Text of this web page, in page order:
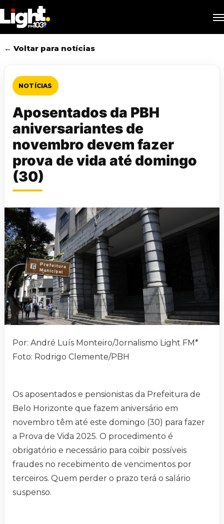
to
main
content
← Voltar para notícias
NOTÍCIAS
Aposentados da PBH
aniversariantes de
novembro devem fazer
prova de vida até domingo
(30)
Por: André Luís Monteiro/Jornalismo Light FM*
Foto: Rodrigo Clemente/PBH
Os aposentados e pensionistas da Prefeitura de
Belo Horizonte que fazem aniversário em
novembro têm até este domingo (30) para fazer
a Prova de Vida 2025. O procedimento é
obrigatório e necessário para coibir possíveis
fraudes no recebimento de vencimentos por
terceiros. Quem perder o prazo terá o salário
suspenso.